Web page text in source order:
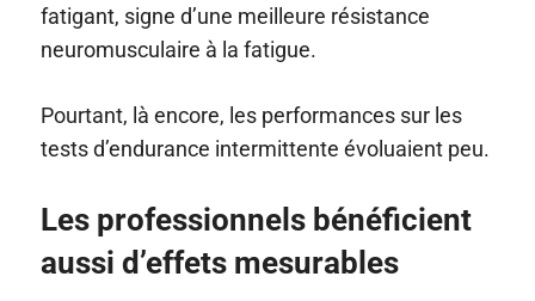
fatigant, signe d’une meilleure résistance
neuromusculaire à la fatigue.
Pourtant, là encore, les performances sur les
tests d’endurance intermittente évoluaient peu.
Les professionnels bénéficient
aussi d’effets mesurables